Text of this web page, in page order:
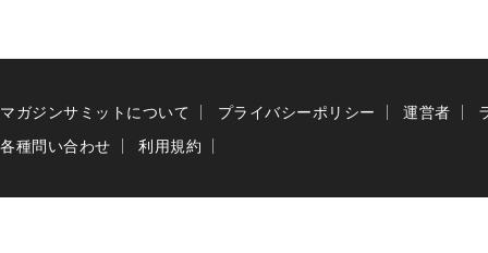
マガジンサミットについて プライバシーポリシー 運営者
各種問い合わせ
利用規約